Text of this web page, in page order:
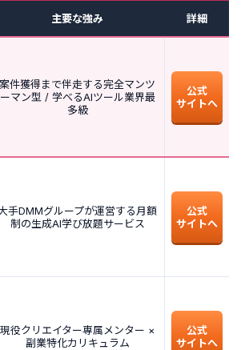
主要な強み 詳細
案件獲得まで伴走する完全マンツ
ーマン型 / 学べるAIツール業界最
多級
公式
サイトへ
手DMMグループが運営する月額
制の生成AI学び放題サービス
公式
サイトへ
現役クリエイター専属メンター ×
副業特化カリキュラム
公式
サイトへ